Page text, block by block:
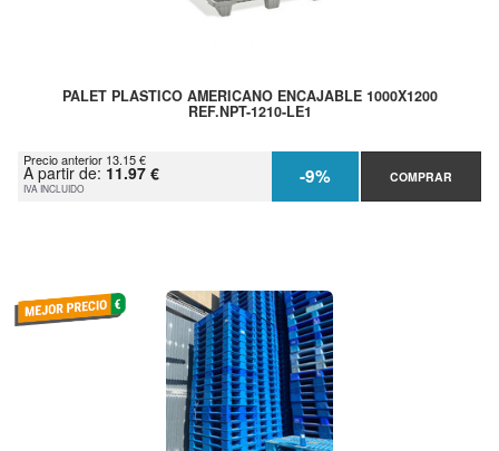
PALET PLASTICO AMERICANO ENCAJABLE 1000X1200
REF.NPT-1210-LE1
Precio anterior 13.15 €
A partir de: 11.97 €
IVA INCLUIDO -9% COMPRAR